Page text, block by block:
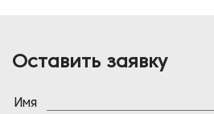
Оставить заявку
Имя